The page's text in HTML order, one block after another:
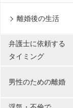
離婚後の生活
弁護士に依頼する
タイミング
男性のための離婚